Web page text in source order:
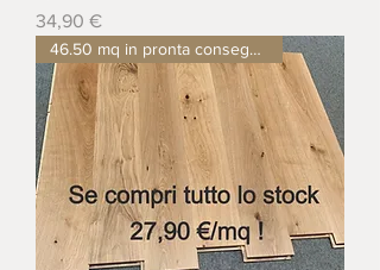
Prezzo
34,90 €
46.50 mq in pronta consegna !